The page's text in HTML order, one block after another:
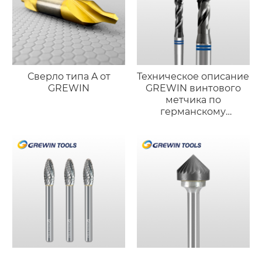
Сверло типа A от
GREWIN
Техническое описание
GREWIN винтового
метчика по
германскому
металлургия)